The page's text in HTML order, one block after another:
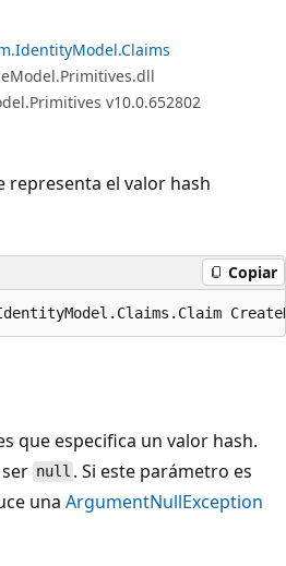
v10.0.652802
representa el valor hash
Copiar
que especifica un valor hash.
null . Si este parámetro es
unaArgumentNullException